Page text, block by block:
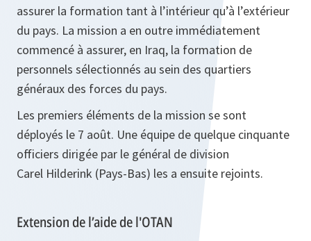
assurer la formation tant à l’intérieur qu’à l’extérieur
du pays. La mission a en outre immédiatement
commencé à assurer, en Iraq, la formation de
personnels sélectionnés au sein des quartiers
généraux des forces du pays.
Les premiers éléments de la mission se sont
déployés le 7 août. Une équipe de quelque cinquante
officiers dirigée par le général de division
Carel Hilderink (Pays‑Bas) les a ensuite rejoints.
Extension de l’aide de l'OTAN